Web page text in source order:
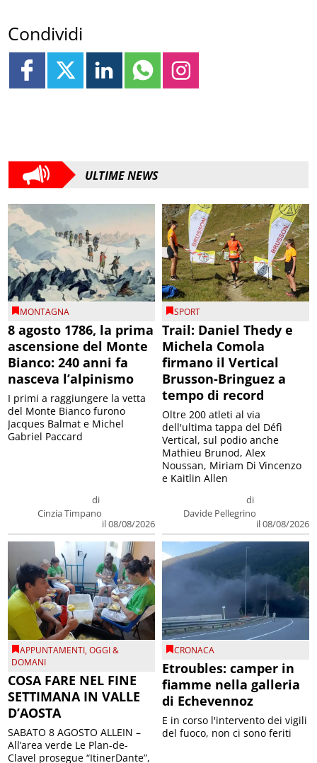
Condividi
ULTIME NEWS
MONTAGNA
8 agosto 1786, la prima
ascensione del Monte
Bianco: 240 anni fa
nasceva l’alpinismo
di
Cinzia Timpano
il 08/08/2026
I primi a raggiungere la vetta
del Monte Bianco furono
Jacques Balmat e Michel
Gabriel Paccard
SPORT
Trail: Daniel Thedy e
Michela Comola
firmano il Vertical
Brusson-Bringuez a
tempo di record
di
Davide Pellegrino
il 08/08/2026
Oltre 200 atleti al via
dell'ultima tappa del Défì
Vertical, sul podio anche
Mathieu Brunod, Alex
Noussan, Miriam Di Vincenzo
e Kaitlin Allen
APPUNTAMENTI,OGGI &
DOMANI
COSA FARE NEL FINE
SETTIMANA IN VALLE
D’AOSTA
SABATO 8 AGOSTO ALLEIN –
All’area verde Le Plan-de-
Clavel prosegue “ItinerDante”,
CRONACA
Etroubles: camper in
fiamme nella galleria
di Echevennoz
E in corso l'intervento dei vigili
del fuoco, non ci sono feriti